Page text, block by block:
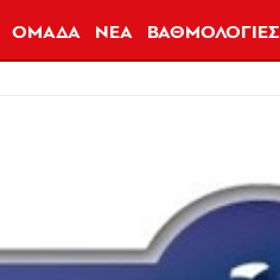
ΟΜΑΔΑ ΝΕΑ ΒΑΘΜΟΛΟΓΙΕΣ